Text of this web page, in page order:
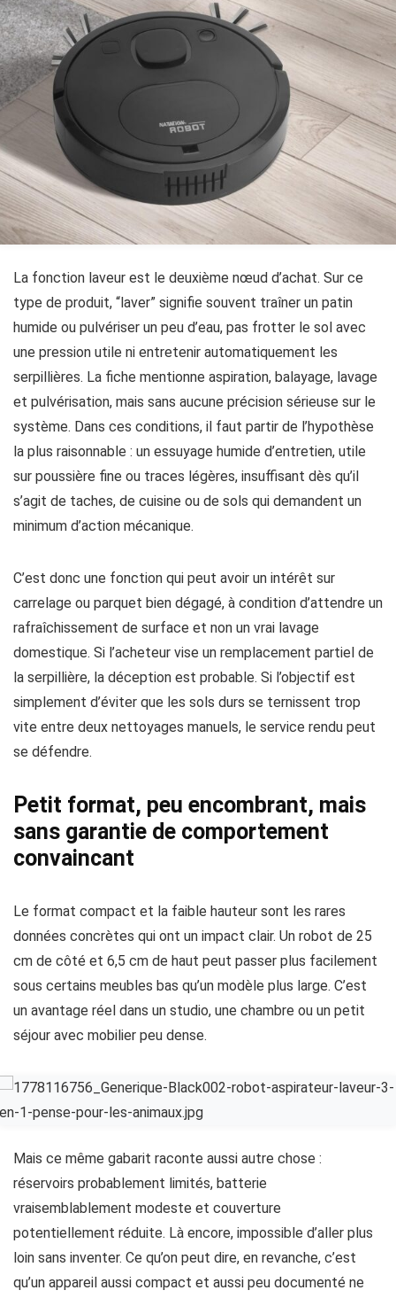
La fonction laveur est le deuxième nœud d’achat. Sur ce
type de produit, “laver” signifie souvent traîner un patin
humide ou pulvériser un peu d’eau, pas frotter le sol avec
une pression utile ni entretenir automatiquement les
serpillières. La fiche mentionne aspiration, balayage, lavage
et pulvérisation, mais sans aucune précision sérieuse sur le
système. Dans ces conditions, il faut partir de l’hypothèse
la plus raisonnable : un essuyage humide d’entretien, utile
sur poussière fine ou traces légères, insuffisant dès qu’il
s’agit de taches, de cuisine ou de sols qui demandent un
minimum d’action mécanique.
C’est donc une fonction qui peut avoir un intérêt sur
carrelage ou parquet bien dégagé, à condition d’attendre un
rafraîchissement de surface et non un vrai lavage
domestique. Si l’acheteur vise un remplacement partiel de
la serpillière, la déception est probable. Si l’objectif est
simplement d’éviter que les sols durs se ternissent trop
vite entre deux nettoyages manuels, le service rendu peut
se défendre.
Petit format, peu encombrant, mais
sans garantie de comportement
convaincant
Le format compact et la faible hauteur sont les rares
données concrètes qui ont un impact clair. Un robot de 25
cm de côté et 6,5 cm de haut peut passer plus facilement
sous certains meubles bas qu’un modèle plus large. C’est
un avantage réel dans un studio, une chambre ou un petit
séjour avec mobilier peu dense.
Mais ce même gabarit raconte aussi autre chose :
réservoirs probablement limités, batterie
vraisemblablement modeste et couverture
potentiellement réduite. Là encore, impossible d’aller plus
loin sans inventer. Ce qu’on peut dire, en revanche, c’est
qu’un appareil aussi compact et aussi peu documenté ne